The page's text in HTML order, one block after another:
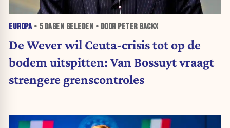
EUROPA• 5 DAGEN GELEDEN • DOOR PETER BACKX
De Wever wil Ceuta-crisis tot op de
bodem uitspitten: Van Bossuyt vraagt
strengere grenscontroles